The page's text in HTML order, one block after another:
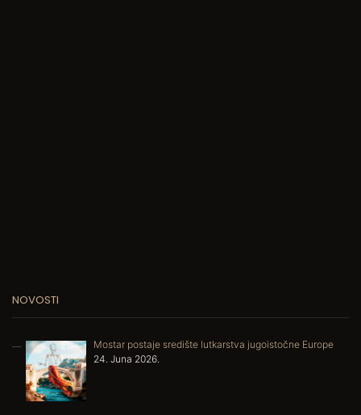
NOVOSTI
Mostar postaje središte lutkarstva jugoistočne Europe
24. Juna 2026.